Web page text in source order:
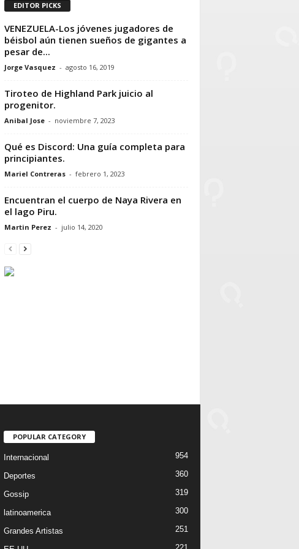
EDITOR PICKS
VENEZUELA-Los jóvenes jugadores de
béisbol aún tienen sueños de gigantes a
pesar de...
Jorge Vasquez - agosto 16, 2019
Tiroteo de Highland Park juicio al
progenitor.
Anibal Jose - noviembre 7, 2023
Qué es Discord: Una guía completa para
principiantes.
Mariel Contreras - febrero 1, 2023
Encuentran el cuerpo de Naya Rivera en
el lago Piru.
Martin Perez - julio 14, 2020
POPULAR CATEGORY
Internacional 954
Deportes 360
Gossip 319
latinoamerica 300
Grandes Artistas 251